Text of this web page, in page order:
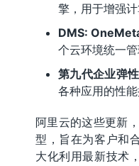
擎，用于增强计
DMS:
个云环境统一管
第九代企业弹
各种应用的性能
阿里云的这些更新
型，旨在为客户和
大化利用最新技术